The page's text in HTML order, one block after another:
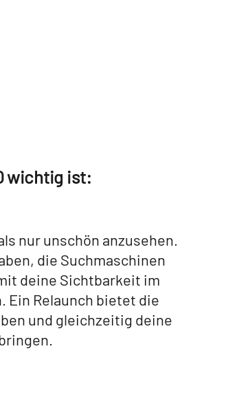
wichtig ist:
nur unschön anzusehen.
die Suchmaschinen
deine Sichtbarkeit im
Ein Relaunch bietet die
und gleichzeitig deine